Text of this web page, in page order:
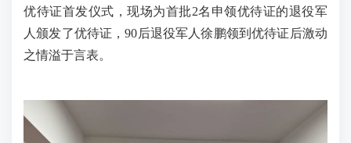
优待证首发仪式，现场为首批2名申领优待证的退役军
人颁发了优待证，90后退役军人徐鹏领到优待证后激动
之情溢于言表。